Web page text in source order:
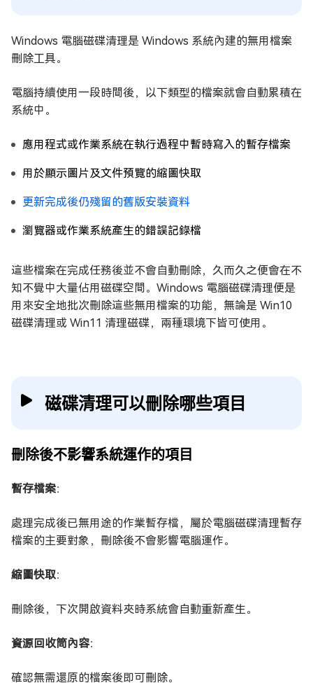
Windows 電腦磁碟清理是 Windows 系統內建的無用檔案
刪除工具。
電腦持續使用一段時間後，以下類型的檔案就會自動累積在
系統中。
應用程式或作業系統在執行過程中暫時寫入的暫存檔案
用於顯示圖片及文件預覽的縮圖快取
更新完成後仍殘留的舊版安裝資料
瀏覽器或作業系統產生的錯誤記錄檔
這些檔案在完成任務後並不會自動刪除，久而久之便會在不
知不覺中大量佔用磁碟空間。Windows 電腦磁碟清理便是
用來安全地批次刪除這些無用檔案的功能，無論是 Win10
磁碟清理或 Win11 清理磁碟，兩種環境下皆可使用。
磁碟清理可以刪除哪些項目
刪除後不影響系統運作的項目
暫存檔案：
處理完成後已無用途的作業暫存檔，屬於電腦磁碟清理暫存
檔案的主要對象，刪除後不會影響電腦運作。
縮圖快取：
刪除後，下次開啟資料夾時系統會自動重新產生。
資源回收筒內容：
確認無需還原的檔案後即可刪除。